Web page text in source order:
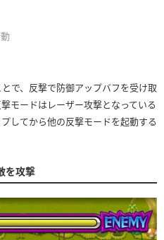
で、反撃で防御アップバフを受け取
モードはレーザー攻撃となっている
してから他の反撃モードを起動する
を攻撃